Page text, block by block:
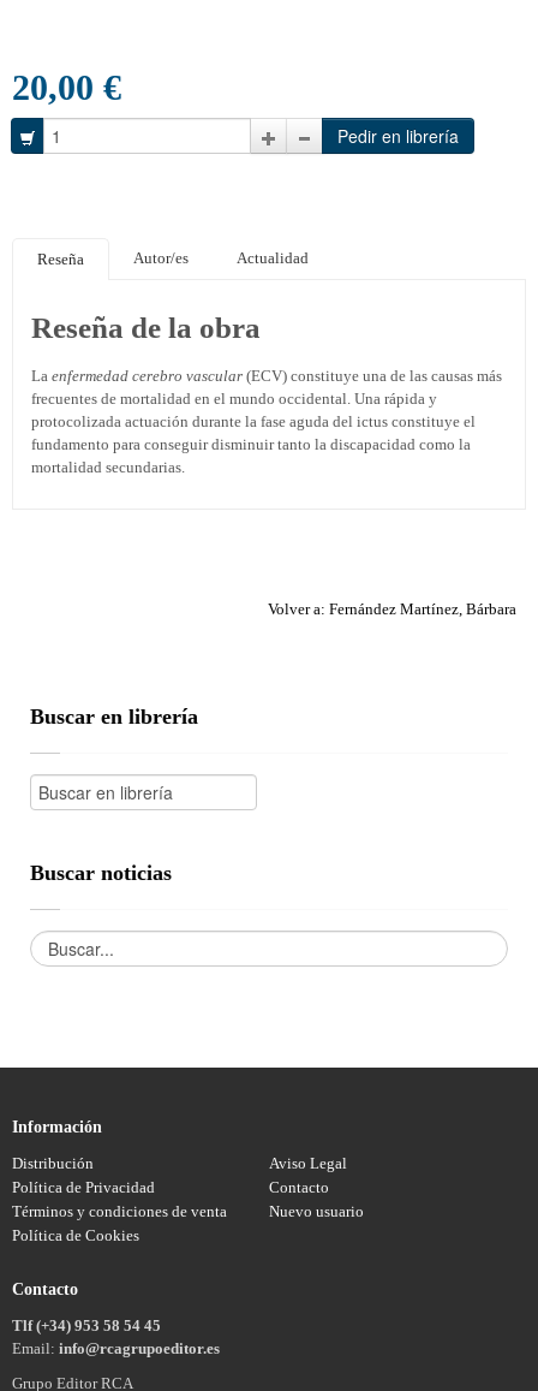
20,00 €
Reseña Autor/es Actualidad
Reseña de la obra
La enfermedad cerebro vascular (ECV) constituye una de las causas más
frecuentes de mortalidad en el mundo occidental. Una rápida y
protocolizada actuación durante la fase aguda del ictus constituye el
fundamento para conseguir disminuir tanto la discapacidad como la
mortalidad secundarias.
Volver a: Fernández Martínez, Bárbara
Buscar en librería
Buscar noticias
Información
Distribución
Aviso Legal
Política de Privacidad
Contacto
Términos y condiciones de venta
Nuevo usuario
Política de Cookies
Contacto
Tlf (+34) 953 58 54 45
Email: info@rcagrupoeditor.es
Grupo Editor RCA